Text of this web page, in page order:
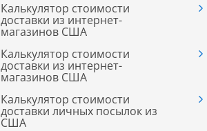
Калькулятор стоимости
доставки из интернет-
магазинов США
Калькулятор стоимости
доставки из интернет-
магазинов США
Калькулятор стоимости
доставки личных посылок из
США